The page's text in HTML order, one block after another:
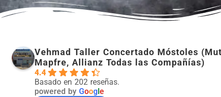
Vehmad Taller Concertado Móstoles
Mapfre, Allianz Todas las Compañías)
4.4
Basado en 202 reseñas.
powered by Goog e